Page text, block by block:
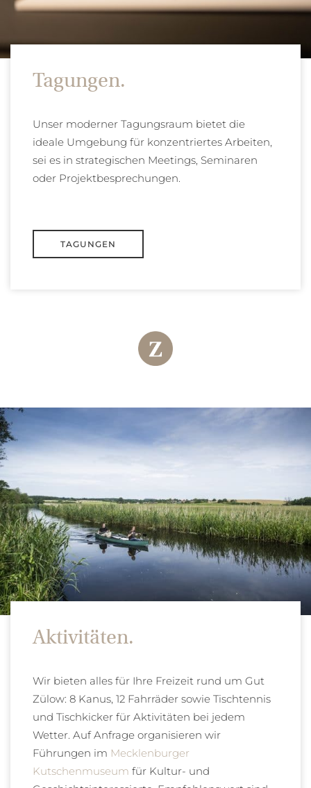
Tagungen.
Unser moderner Tagungsraum bietet die
ideale Umgebung für konzentriertes Arbeiten,
sei es in strategischen Meetings, Seminaren
oder Projektbesprechungen.
TAGUNGEN
Aktivitäten.
Wir bieten alles für Ihre Freizeit rund um Gut
Zülow: 8 Kanus, 12 Fahrräder sowie Tischtennis
und Tischkicker für Aktivitäten bei jedem
Wetter. Auf Anfrage organisieren wir
Führungen im Mecklenburger
Kutschenmuseum für Kultur- und